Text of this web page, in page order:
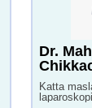
Dr.
Katta